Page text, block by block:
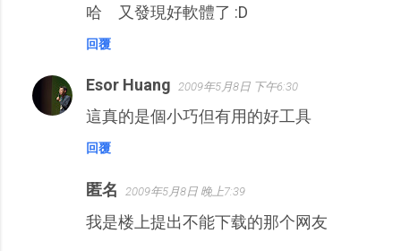
哈 又發現好軟體了 :D
回覆
Esor Huang 2009年5月8日 下午6:30
這真的是個小巧但有用的好工具
回覆
匿名 2009年5月8日 晚上7:39
我是楼上提出不能下载的那个网友